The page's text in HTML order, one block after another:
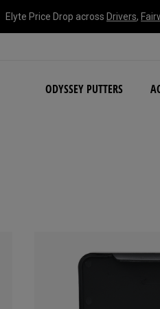
Elyte Price Drop across Drivers,
ODYSSEY PUTTERS